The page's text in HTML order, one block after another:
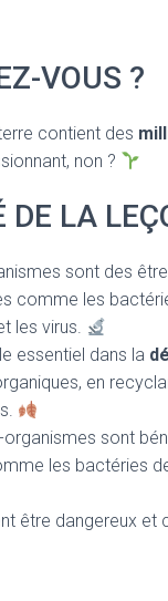
VOUS ?
contient des
non ?
DE LA
sont des
comme les
les virus.
essentiel dans la
en
organismes sont
les bactéries
être dangereux et